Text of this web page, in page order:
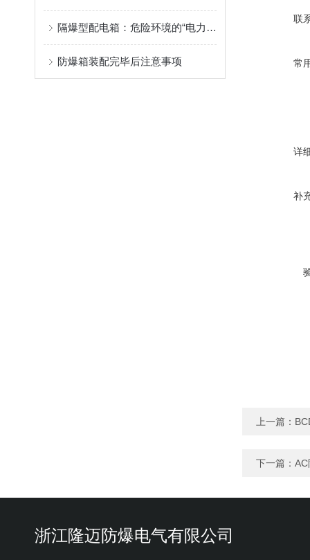
隔爆型配电箱：危险环境的“电力安全卫士”
防爆箱装配完毕后注意事项
联
常
详
补
上一篇：
下一篇：
浙江隆迈防爆电气有限公司